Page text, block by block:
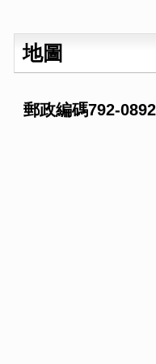
地圖
郵政編碼792-